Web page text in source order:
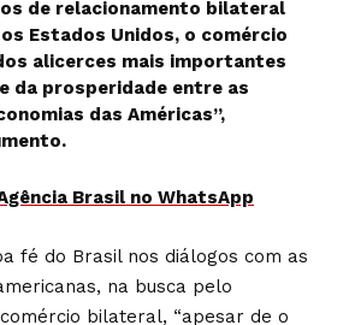
de relacionamento bilateral
Estados Unidos, o comércio
alicerces mais importantes
da prosperidade entre as
das Américas”,
Brasil no WhatsApp
fé do Brasil nos diálogos com as
na busca pelo
bilateral, “apesar de o